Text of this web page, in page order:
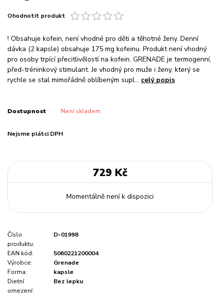
Ohodnotit produkt
! Obsahuje kofein, není vhodné pro děti a těhotné ženy. Denní
dávka (2 kapsle) obsahuje 175 mg kofeinu. Produkt není vhodný
pro osoby trpící přecitlivělostí na kofein. GRENADE je termogenní,
před-tréninkový stimulant. Je vhodný pro muže i ženy, který se
rychle se stal mimořádně oblíbeným supl... celý popis
Dostupnost Není skladem
Nejsme plátci DPH
729 Kč
Momentálně není k dispozici
Číslo
produktu:
D-01998
EAN kód:
5060221200004
Výrobce:
Grenade
Forma:
kapsle
Dietní
omezení:
Bez lepku